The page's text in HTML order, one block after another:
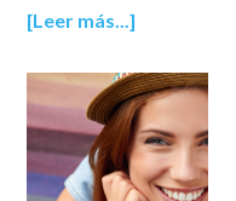
[Leer más...]